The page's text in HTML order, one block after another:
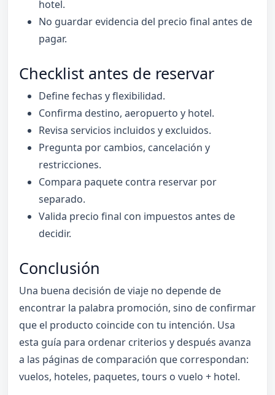
hotel.
No guardar evidencia del precio final antes de
pagar.
Checklist antes de reservar
Define fechas y flexibilidad.
Confirma destino, aeropuerto y hotel.
Revisa servicios incluidos y excluidos.
Pregunta por cambios, cancelación y
restricciones.
Compara paquete contra reservar por
separado.
Valida precio final con impuestos antes de
decidir.
Conclusión
Una buena decisión de viaje no depende de
encontrar la palabra promoción, sino de confirmar
que el producto coincide con tu intención. Usa
esta guía para ordenar criterios y después avanza
a las páginas de comparación que correspondan:
vuelos, hoteles, paquetes, tours o vuelo + hotel.